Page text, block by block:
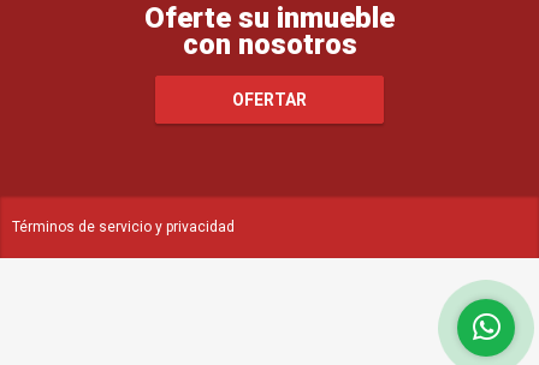
Oferte su inmueble
con nosotros
OFERTAR
Términos de servicio y privacidad